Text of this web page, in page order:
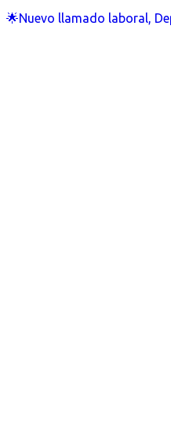
🌟Nuevo llamado laboral,